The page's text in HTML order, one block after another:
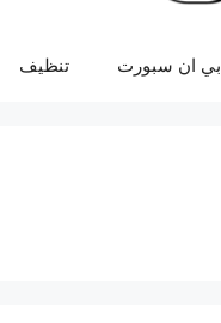
بي ان سبورت تنظيف